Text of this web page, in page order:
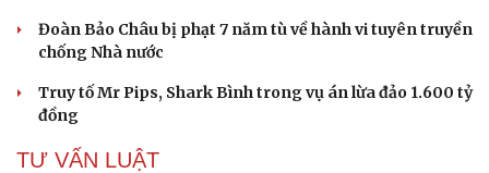
Đoàn Bảo Châu bị phạt 7 năm tù về hành vi tuyên truyền
chống Nhà nước
Truy tố Mr Pips, Shark Bình trong vụ án lừa đảo 1.600 tỷ
đồng
TƯ VẤN LUẬT